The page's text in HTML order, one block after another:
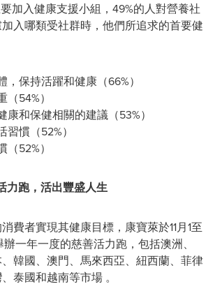
加入健康支援小組，49%的人對營養社
入哪類受社群時，他們所追求的首要健
，保持活躍和健康（66%）
54%）
康和保健相關的建議（53%）
慣（52%）
52%）
力跑，活出豐盛人生
費者實現其健康目標，康寶萊於11月1至
一年一度的慈善活力跑，包括澳洲、
韓國、澳門、馬來西亞、紐西蘭、菲律
泰國和越南等市場 。